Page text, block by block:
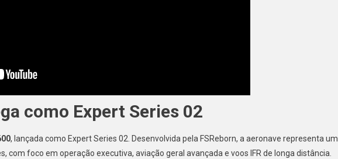
como Expert Series 02
, lançada como Expert Series 02. Desenvolvida pela FSReborn, a aeronave representa um
com foco em operação executiva, aviação geral avançada e voos IFR de longa distância.